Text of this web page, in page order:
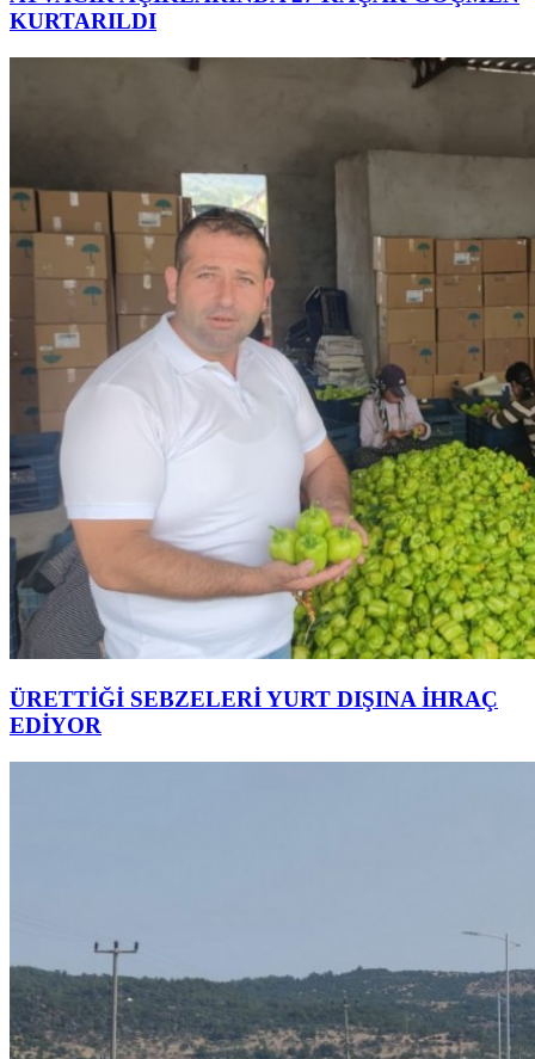
KURTARILDI
ÜRETTİĞİ SEBZELERİ YURT DIŞINA İHRAÇ
EDİYOR